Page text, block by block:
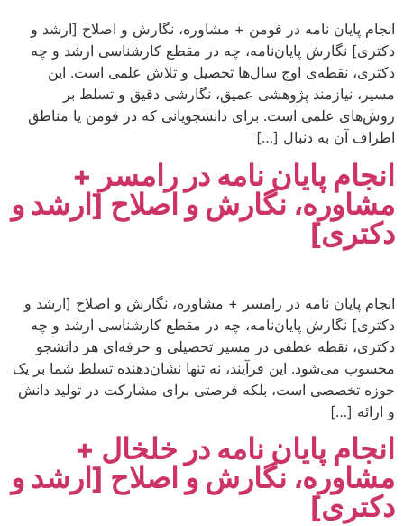
انجام پایان نامه در فومن + مشاوره، نگارش و اصلاح [ارشد و
دکتری] نگارش پایان‌نامه، چه در مقطع کارشناسی ارشد و چه
دکتری، نقطه‌ی اوج سال‌ها تحصیل و تلاش علمی است. این
مسیر، نیازمند پژوهشی عمیق، نگارشی دقیق و تسلط بر
روش‌های علمی است. برای دانشجویانی که در فومن یا مناطق
اطراف آن به دنبال […]
انجام پایان نامه در رامسر +
مشاوره، نگارش و اصلاح [ارشد و
دکتری]
انجام پایان نامه در رامسر + مشاوره، نگارش و اصلاح [ارشد و
دکتری] نگارش پایان‌نامه، چه در مقطع کارشناسی ارشد و چه
دکتری، نقطه عطفی در مسیر تحصیلی و حرفه‌ای هر دانشجو
محسوب می‌شود. این فرآیند، نه تنها نشان‌دهنده تسلط شما بر یک
حوزه تخصصی است، بلکه فرصتی برای مشارکت در تولید دانش
و ارائه […]
انجام پایان نامه در خلخال +
مشاوره، نگارش و اصلاح [ارشد و
دکتری]